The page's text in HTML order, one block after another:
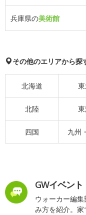
兵庫県の美術館
その他のエリアから探
北海道
北陸
四国 九州
GWイベント
ウォーカー編
み方を紹介。家